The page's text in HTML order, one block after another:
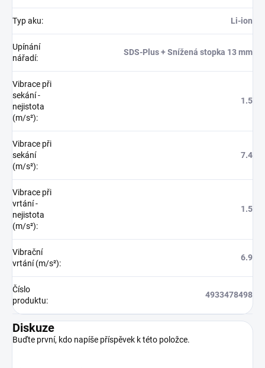
Typ aku: Li-ion
Upínání
nářadí:
SDS-Plus + Snížená stopka 13 mm
Vibrace při
sekání -
nejistota
(m/s²):
1.5
Vibrace při
sekání
(m/s²):
7.4
Vibrace při
vrtání -
nejistota
(m/s²):
1.5
Vibrační
vrtání (m/s²):
6.9
Číslo
produktu:
4933478498
Diskuze
Buďte první, kdo napíše příspěvek k této položce.